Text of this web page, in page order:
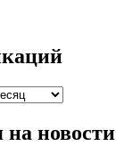
на новости